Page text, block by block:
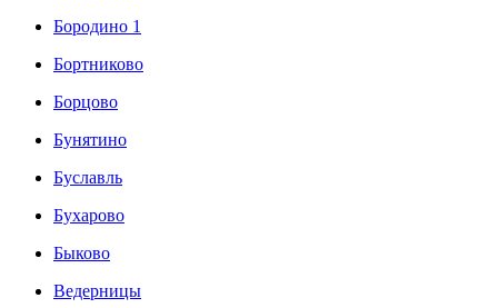
Бородино 1
Бортниково
Борцово
Бунятино
Буславль
Бухарово
Быково
Ведерницы